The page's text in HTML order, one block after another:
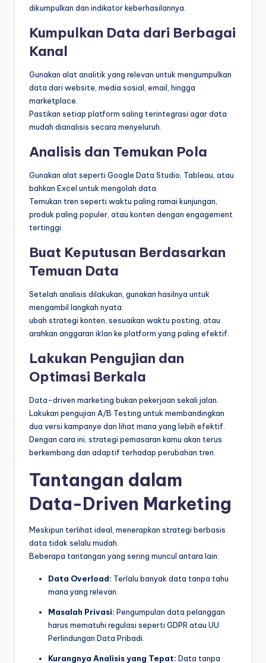
dikumpulkan dan indikator keberhasilannya.
Kumpulkan Data dari Berbagai
Kanal
Gunakan alat analitik yang relevan untuk mengumpulkan
data dari website, media sosial, email, hingga
marketplace.
Pastikan setiap platform saling terintegrasi agar data
mudah dianalisis secara menyeluruh.
Analisis dan Temukan Pola
Gunakan alat seperti Google Data Studio, Tableau, atau
bahkan Excel untuk mengolah data.
Temukan tren seperti waktu paling ramai kunjungan,
produk paling populer, atau konten dengan engagement
tertinggi.
Buat Keputusan Berdasarkan
Temuan Data
Setelah analisis dilakukan, gunakan hasilnya untuk
mengambil langkah nyata:
ubah strategi konten, sesuaikan waktu posting, atau
arahkan anggaran iklan ke platform yang paling efektif.
Lakukan Pengujian dan
Optimasi Berkala
Data-driven marketing bukan pekerjaan sekali jalan.
Lakukan pengujian A/B Testing untuk membandingkan
dua versi kampanye dan lihat mana yang lebih efektif.
Dengan cara ini, strategi pemasaran kamu akan terus
berkembang dan adaptif terhadap perubahan tren.
Tantangan dalam
Data-Driven Marketing
Meskipun terlihat ideal, menerapkan strategi berbasis
data tidak selalu mudah.
Beberapa tantangan yang sering muncul antara lain:
Data Overload: Terlalu banyak data tanpa tahu
mana yang relevan.
Masalah Privasi: Pengumpulan data pelanggan
harus mematuhi regulasi seperti GDPR atau UU
Perlindungan Data Pribadi.
Kurangnya Analisis yang Tepat: Data tanpa